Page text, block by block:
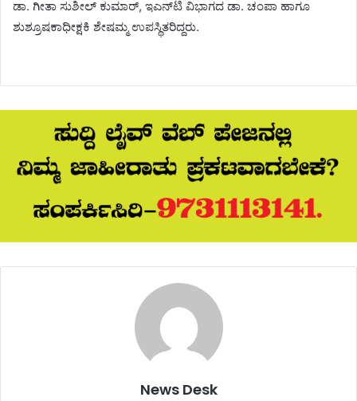
ಡಾ. ಗೀತಾ ಸುಶೀಲ್ ಕುಮಾರ್, ಇಎನ್‌ಟಿ ವಿಭಾಗದ ಡಾ. ಚಂಪಾ ಹಾಗೂ
ಶುಶ್ರೂಷಕಾಧೀಕ್ಷಕಿ ಶೇಷಮ್ಮ ಉಪಸ್ಥಿತರಿದ್ದರು.
News Desk